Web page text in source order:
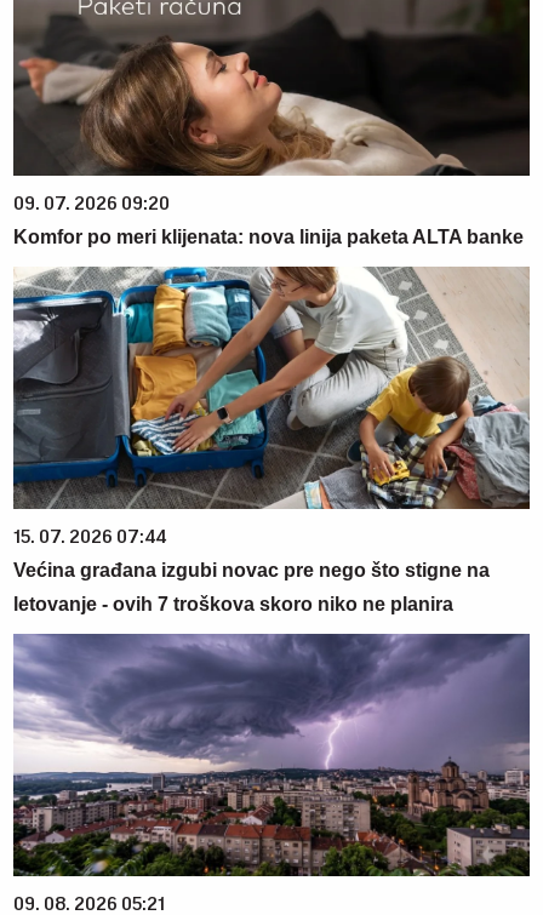
09. 07. 2026 09:20
Komfor po meri klijenata: nova linija paketa ALTA banke
15. 07. 2026 07:44
Većina građana izgubi novac pre nego što stigne na
letovanje - ovih 7 troškova skoro niko ne planira
09. 08. 2026 05:21